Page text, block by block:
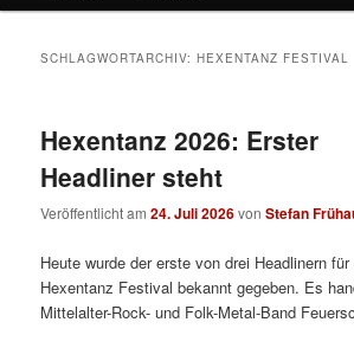
SCHLAGWORTARCHIV:HEXENTANZ FESTIVAL
Hexentanz 2026: Erster
Headliner steht
Veröffentlicht am24. Juli 2026vonStefan
Heute wurde der erste von drei Headlinern
Hexentanz Festival bekannt gegeben. Es
Mittelalter-Rock- und Folk-Metal-Band